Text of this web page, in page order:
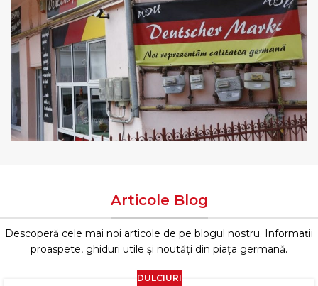
Articole Blog
Descoperă cele mai noi articole de pe blogul nostru. Informații
proaspete, ghiduri utile și noutăți din piața germană.
DULCIURI